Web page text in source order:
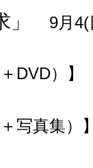
」 9月 4(
＋ DVD）
＋写真集